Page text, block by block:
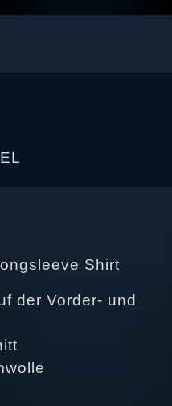
Shirt
der Vorder- und